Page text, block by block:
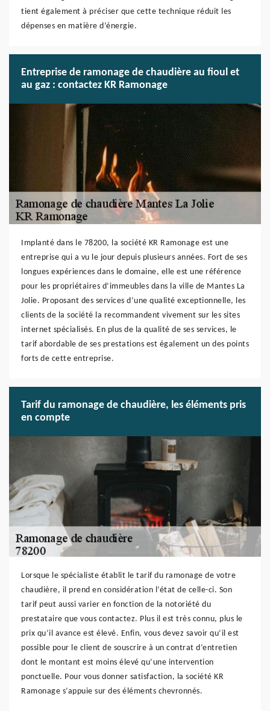
tient également à préciser que cette technique réduit les
dépenses en matière d’énergie.
Entreprise de ramonage de chaudière au fioul et
au gaz : contactez KR Ramonage
Implanté dans le 78200, la société KR Ramonage est une
entreprise qui a vu le jour depuis plusieurs années. Fort de ses
longues expériences dans le domaine, elle est une référence
pour les propriétaires d’immeubles dans la ville de Mantes La
Jolie. Proposant des services d’une qualité exceptionnelle, les
clients de la société la recommandent vivement sur les sites
internet spécialisés. En plus de la qualité de ses services, le
tarif abordable de ses prestations est également un des points
forts de cette entreprise.
Tarif du ramonage de chaudière, les éléments pris
en compte
Lorsque le spécialiste établit le tarif du ramonage de votre
chaudière, il prend en considération l’état de celle-ci. Son
tarif peut aussi varier en fonction de la notoriété du
prestataire que vous contactez. Plus il est très connu, plus le
prix qu’il avance est élevé. Enfin, vous devez savoir qu’il est
possible pour le client de souscrire à un contrat d’entretien
dont le montant est moins élevé qu’une intervention
ponctuelle. Pour vous donner satisfaction, la société KR
Ramonage s’appuie sur des éléments chevronnés.